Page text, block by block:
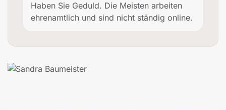
Haben Sie Geduld. Die Meisten arbeiten
ehrenamtlich und sind nicht ständig online.